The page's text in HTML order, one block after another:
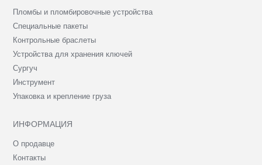
Пломбы и пломбировочные устройства
Специальные пакеты
Контрольные браслеты
Устройства для хранения ключей
Сургуч
Инструмент
Упаковка и крепление груза
ИНФОРМАЦИЯ
О продавце
Контакты